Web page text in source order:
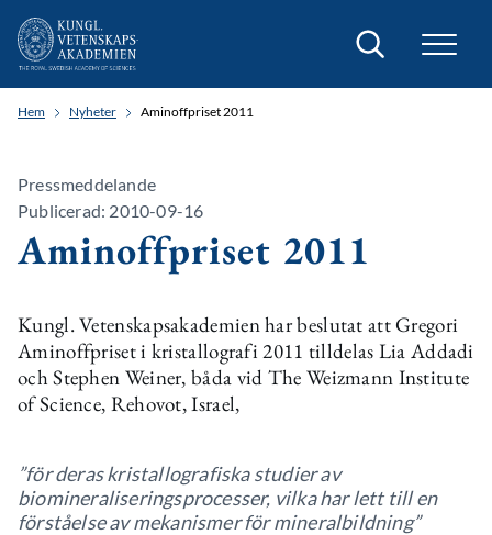
Sök
Hem Nyheter Aminoffpriset 2011
Pressmeddelande
Publicerad: 2010-09-16
Aminoffpriset 2011
Kungl. Vetenskapsakademien har beslutat att Gregori
Aminoffpriset i kristallografi 2011 tilldelas Lia Addadi
och Stephen Weiner, båda vid The Weizmann Institute
of Science, Rehovot, Israel,
”för deras kristallografiska studier av
biomineraliseringsprocesser, vilka har lett till en
förståelse av mekanismer för mineralbildning”